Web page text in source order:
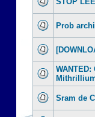
Prob
Sram de